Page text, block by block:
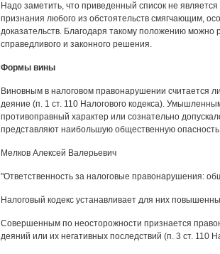
Надо заметить, что приведенный список не
признания любого из обстоятельств смягчающим,
доказательств. Благодаря такому положению
справедливого и законного решения.
Формы вины
Виновным в налоговом правонарушении считается
деяние (п. 1 ст. 110 Налогового кодекса).
противоправный характер или сознательно
представляют наибольшую общественную
Мелков Алексей Валерьевич
"Ответственность за налоговые правонарушения:
Налоговый кодекс устанавливает для них
Совершенным по неосторожности признается
деяний или их негативных последствий (п. 3 ст. 110